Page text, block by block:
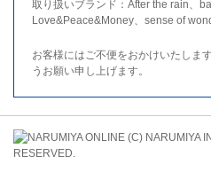
取り扱いブランド：After the rain、
Love&Peace&Money、sense of
お客様にはご不便をおかけいたしま
うお願い申し上げます。